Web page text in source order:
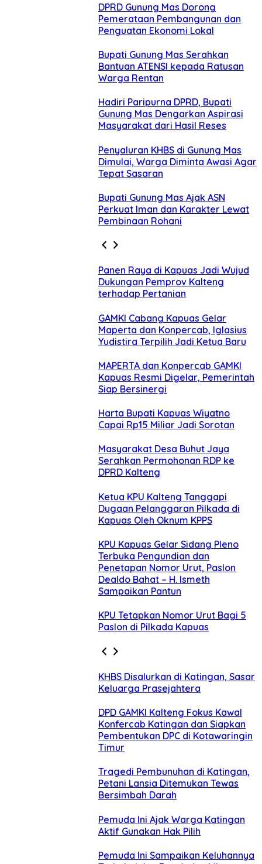
DPRD Gunung Mas Dorong
Pemerataan Pembangunan dan
Penguatan Ekonomi Lokal
Bupati Gunung Mas Serahkan
Bantuan ATENSI kepada Ratusan
Warga Rentan
Hadiri Paripurna DPRD, Bupati
Gunung Mas Dengarkan Aspirasi
Masyarakat dari Hasil Reses
Penyaluran KHBS di Gunung Mas
Dimulai, Warga Diminta Awasi Agar
Tepat Sasaran
Bupati Gunung Mas Ajak ASN
Perkuat Iman dan Karakter Lewat
Pembinaan Rohani
Panen Raya di Kapuas Jadi Wujud
Dukungan Pemprov Kalteng
terhadap Pertanian
GAMKI Cabang Kapuas Gelar
Maperta dan Konpercab, Iglasius
Yudistira Terpilih Jadi Ketua Baru
MAPERTA dan Konpercab GAMKI
Kapuas Resmi Digelar, Pemerintah
Siap Bersinergi
Harta Bupati Kapuas Wiyatno
Capai Rp15 Miliar Jadi Sorotan
Masyarakat Desa Buhut Jaya
Serahkan Permohonan RDP ke
DPRD Kalteng
Ketua KPU Kalteng Tanggapi
Dugaan Pelanggaran Pilkada di
Kapuas Oleh Oknum KPPS
KPU Kapuas Gelar Sidang Pleno
Terbuka Pengundian dan
Penetapan Nomor Urut, Paslon
Dealdo Bahat – H. Ismeth
Sampaikan Pantun
KPU Tetapkan Nomor Urut Bagi 5
Paslon di Pilkada Kapuas
KHBS Disalurkan di Katingan, Sasar
Keluarga Prasejahtera
DPD GAMKI Kalteng Fokus Kawal
Konfercab Katingan dan Siapkan
Pembentukan DPC di Kotawaringin
Timur
Tragedi Pembunuhan di Katingan,
Petani Lansia Ditemukan Tewas
Bersimbah Darah
Pemuda Ini Ajak Warga Katingan
Aktif Gunakan Hak Pilih
Pemuda Ini Sampaikan Keluhannya